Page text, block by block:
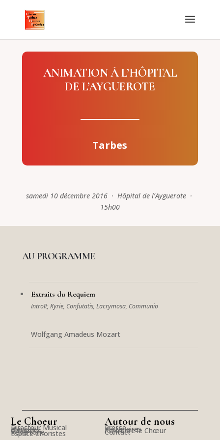
ANIMATION À L’HÔPITAL
DE L’AYGUEROTE
Tarbes
samedi 10 décembre 2016 · Hôpital de l’Ayguerote ·
15h00
AU PROGRAMME
Extraits du Requiem
Introït, Kyrie, Confutatis, Lacrymosa, Communio
Wolfgang Amadeus Mozart
Le Choeur
Directeur Musical
Pianiste
Choristes
Répertoire
Espace Choristes
Autour de nous
Presse
Partenaires
Rejoindre le Chœur
Contact